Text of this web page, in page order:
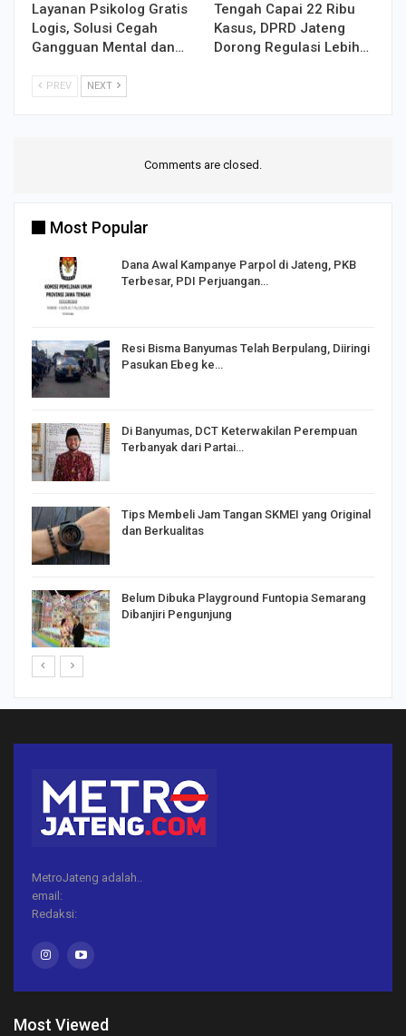
Layanan Psikolog Gratis
Logis, Solusi Cegah
Gangguan Mental dan…
Tengah Capai 22 Ribu
Kasus, DPRD Jateng
Dorong Regulasi Lebih…
PREV NEXT
Comments are closed.
Most Popular
Dana Awal Kampanye Parpol di Jateng, PKB
Terbesar, PDI Perjuangan…
Resi Bisma Banyumas Telah Berpulang, Diiringi
Pasukan Ebeg ke…
Di Banyumas, DCT Keterwakilan Perempuan
Terbanyak dari Partai…
Tips Membeli Jam Tangan SKMEI yang Original
dan Berkualitas
Belum Dibuka Playground Funtopia Semarang
Dibanjiri Pengunjung
MetroJateng adalah..
email:
Redaksi:
Most Viewed